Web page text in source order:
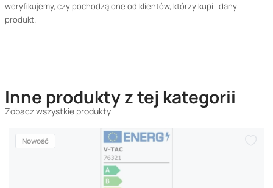
weryfikujemy, czy pochodzą one od klientów, którzy kupili dany
produkt.
Inne produkty z tej kategorii
Zobacz wszystkie produkty
Nowość